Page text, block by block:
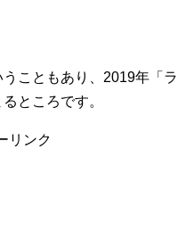
こともあり、 2019年「ラ
ところです。
リンク